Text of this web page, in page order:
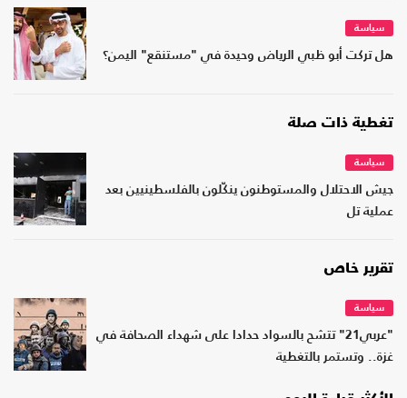
سياسة
هل تركت أبو ظبي الرياض وحيدة في "مستنقع" اليمن؟
تغطية ذات صلة
سياسة
جيش الاحتلال والمستوطنون ينكّلون بالفلسطينيين بعد
عملية تل
تقرير خاص
سياسة
"عربي21" تتشح بالسواد حدادا على شهداء الصحافة في
غزة.. وتستمر بالتغطية